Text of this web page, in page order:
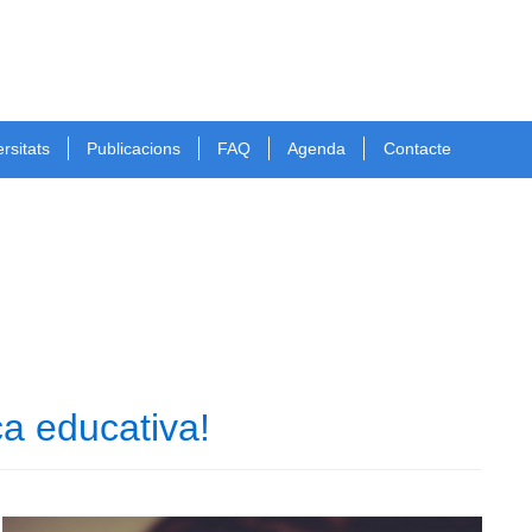
Publicacions FAQ Agenda Contacte
educativa!